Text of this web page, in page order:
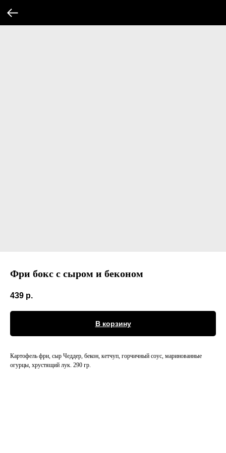
Фри бокс с сыром и беконом
439 р.
В корзину
Картофель фри, сыр Чеддер, бекон, кетчуп, горчичный соус, маринованные
огурцы, хрустящий лук. 290 гр.